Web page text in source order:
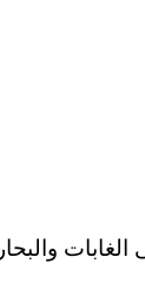
والبحار